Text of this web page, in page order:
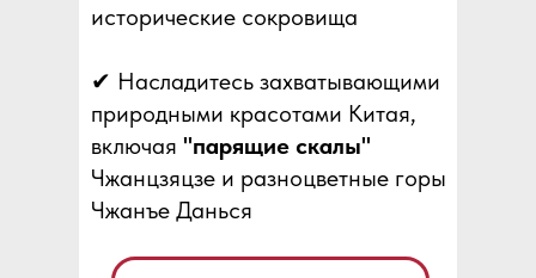
исторические сокровища
✔ Насладитесь захватывающими
природными красотами Китая,
включая "парящие скалы"
Чжанцзяцзе и разноцветные горы
Чжанъе Данься